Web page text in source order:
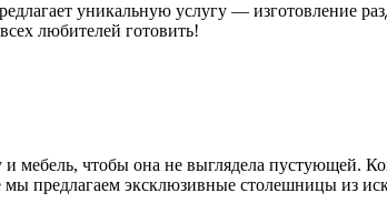
уникальную услугу — изготовление
любителей готовить!
мебель, чтобы она не выглядела пустующей.
предлагаем эксклюзивные столешницы из